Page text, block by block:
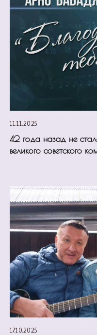
11.11.2025
42 года назад не
великого советского
17.10.2025